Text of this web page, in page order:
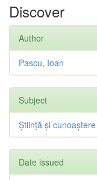
Discover
Author
Pascu, Ioan
Subject
Știință și
Date issued